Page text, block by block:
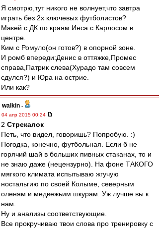
Я смотрю,тут никого не волнует,что завтра
играть без 2х ключевых футболистов?
Макей с ДК по краям.Инса с Карлосом в
центре.
Ким с Ромуло(он готов?) в опорной зоне.
И ромб впереди:Денис в оттяжке,Промес
справа,Патрик слева(Хурадо там совсем
сдулся?) и Юра на острие.
Или как?
walkin -
04 апр 2015 00:24
2 Стрекалок
Петь, что видел, говоришь? Попробую. :)
Погодка, конечно, футбольная. Если б не
горячий шай в больших пивных стаканах, то и
не знаю даже (нецензурно). На фоне ТАКОГО
мягкого климата испытываю жгучую
ностальгию по своей Колыме, северным
оленям и медвежьим шкурам. Уж лучше вы к
нам.
Ну и анализы соответствующие.
Все прокручиваю твои слова про тренировку с